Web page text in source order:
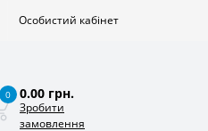
Особистий кабінет
0 0.00 грн.
Зробити
замовлення